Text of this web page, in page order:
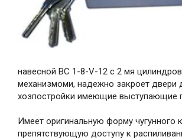
навесной ВС 1-8-V-12 с 2 мя
механизмоми, надежно закроет двери
хозпостройки имеющие выступающие
Имеет оригинальную форму чугунного
препятствующую доступу к